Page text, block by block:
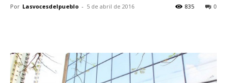
Por Lasvocesdelpueblo - 5 de abril de 2016 0
835